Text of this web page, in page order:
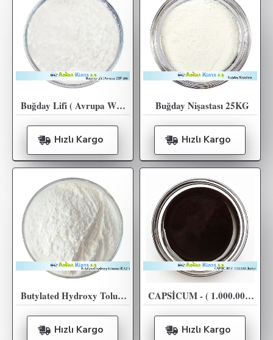
Buğday Lifi ( Avrupa WF 300 ) 17Kg
Hızlı Kargo
Buğday Nişastası 25KG
Hızlı Kargo
Butylated Hydroxy Toluene (E 321) 25KG
Hızlı Kargo
CAPSİCUM - ( 1.000.000 Ünite )
Hızlı Kargo